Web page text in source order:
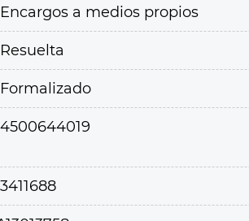
Encargos a medios propios
Resuelta
Formalizado
4500644019
3411688